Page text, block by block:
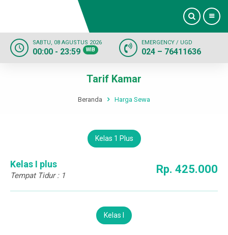
Fasilitas
Informasi
SABTU, 08 AGUSTUS 2026
00:00 - 23:59 WIB
EMERGENCY / UGD
024 – 76411636
Tarif Kamar
Beranda Harga Sewa
Kelas 1 Plus
Kelas I plus
Tempat Tidur : 1 Rp. 425.000
Kelas I